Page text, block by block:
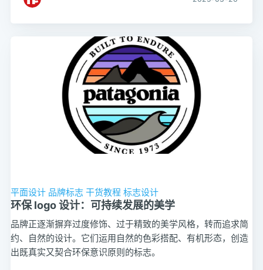
平面设计 品牌标志 干货教程 标志设计
环保 logo 设计：可持续发展的美学
品牌正逐渐摒弃过度修饰、过于精致的美学风格，转而追求简
约、自然的设计。它们运用自然的色彩搭配、有机形态，创造
出既真实又契合环保意识原则的标志。